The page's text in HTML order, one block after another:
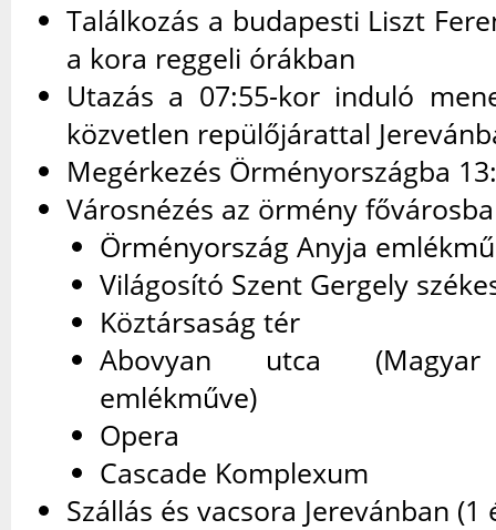
Találkozás a budapesti Liszt
a kora reggeli órákban
Utazás a 07:55-kor induló
közvetlen repülőjárattal
Megérkezés Örményországba
Városnézés az örmény
Örményország Anyja emlékmű
Világosító Szent Gergely
Köztársaság tér
Abovyan utca (Magyar
emlékműve)
Opera
Cascade Komplexum
Szállás és vacsora Jerevánban (1